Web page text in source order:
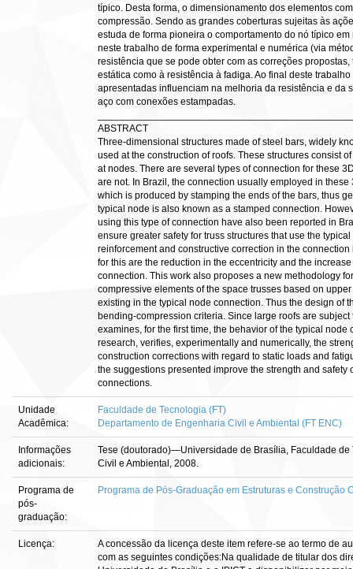
típico. Desta forma, o dimensionamento dos elementos
compressão. Sendo as grandes coberturas sujeitas às
estuda de forma pioneira o comportamento do nó típico
neste trabalho de forma experimental e numérica (via
resistência que se pode obter com as correções
estática como à resistência à fadiga. Ao final deste
apresentadas influenciam na melhoria da resistência e da
aço com conexões estampadas.
ABSTRACT
Three-dimensional structures made of steel bars, widely
used at the construction of roofs. These structures consist
at nodes. There are several types of connection for these
are not. In Brazil, the connection usually employed in
which is produced by stamping the ends of the bars, thus
typical node is also known as a stamped connection.
using this type of connection have also been reported in
ensure greater safety for truss structures that use the
reinforcement and constructive correction in the
for this are the reduction in the eccentricity and the
connection. This work also proposes a new methodology
compressive elements of the space trusses based on
existing in the typical node connection. Thus the design of
bending-compression criteria. Since large roofs are
examines, for the first time, the behavior of the typical
research, verifies, experimentally and numerically, the
construction corrections with regard to static loads and
the suggestions presented improve the strength and safety
connections.
Unidade
Acadêmica:
Faculdade de Tecnologia (FT)
Departamento de Engenharia Civil e Ambiental (FT ENC)
Informações
adicionais:
Tese (doutorado)—Universidade de Brasília, Faculdade
Civil e Ambiental, 2008.
Programa de
pós-
graduação:
Programa de Pós-Graduação em Estruturas e Construção
Licença:
A concessão da licença deste item refere-se ao termo de
com as seguintes condições:Na qualidade de titular dos